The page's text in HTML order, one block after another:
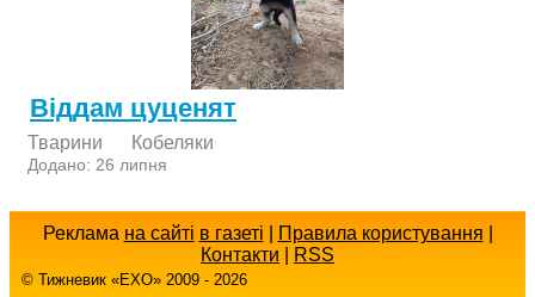
Віддам цуценят
Тварини Кобеляки
Додано: 26 липня
Реклама на сайті в газеті Правила користування
Контакти
RSS
© Тижневик «EХO» 2009 - 2026